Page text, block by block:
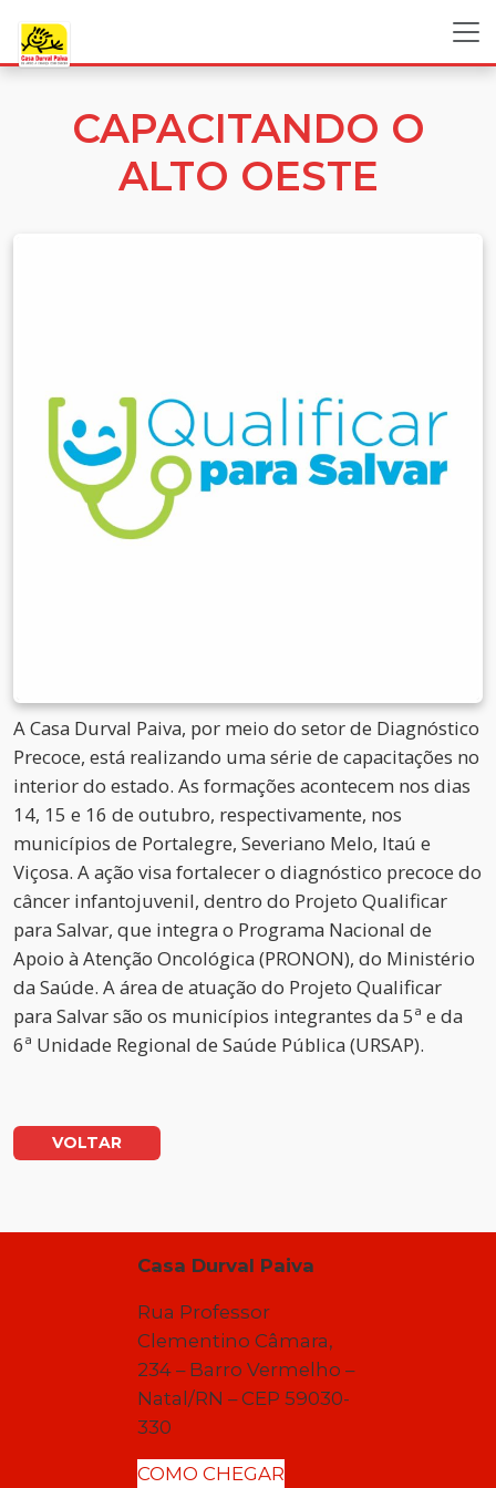
CAPACITANDO O
ALTO OESTE
A Casa Durval Paiva, por meio do setor de Diagnóstico
Precoce, está realizando uma série de capacitações no
interior do estado. As formações acontecem nos dias
14, 15 e 16 de outubro, respectivamente, nos
municípios de Portalegre, Severiano Melo, Itaú e
Viçosa. A ação visa fortalecer o diagnóstico precoce do
câncer infantojuvenil, dentro do Projeto Qualificar
para Salvar, que integra o Programa Nacional de
Apoio à Atenção Oncológica (PRONON), do Ministério
da Saúde. A área de atuação do Projeto Qualificar
para Salvar são os municípios integrantes da 5ª e da
6ª Unidade Regional de Saúde Pública (URSAP).
VOLTAR
Casa Durval Paiva
Rua Professor
Clementino Câmara,
234 – Barro Vermelho –
Natal/RN – CEP 59030-
330
COMO CHEGAR